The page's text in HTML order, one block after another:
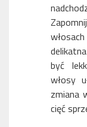
być
włosy
zmiana
cięć